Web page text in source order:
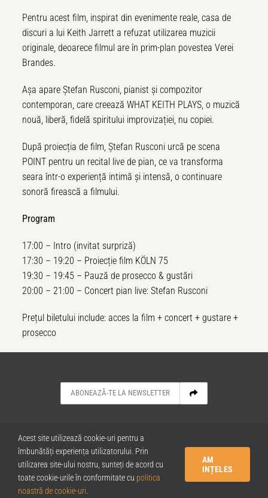
Pentru acest film, inspirat din evenimente reale, casa de
discuri a lui Keith Jarrett a refuzat utilizarea muzicii
originale, deoarece filmul are în prim-plan povestea Verei
Brandes.
Așa apare Ștefan Rusconi, pianist și compozitor
contemporan, care creează WHAT KEITH PLAYS, o muzică
nouă, liberă, fidelă spiritului improvizației, nu copiei.
După proiecția de film,Ștefan Rusconi urcă pe scena
POINT pentru un recital live de pian, ce va transforma
seara într-o experiență intimă și intensă, o continuare
sonoră firească a filmului.
Program
17:00 – Intro (invitat surpriză)
17:30 – 19:20 – Proiecție film KÖLN 75
19:30 – 19:45 – Pauzăde prosecco & gustări
20:00 – 21:00 – Concert pian live: Stefan Rusconi
Prețul biletului include: acces la film + concert + gustare +
prosecco
CONTACT
POLITICA COOKIES
POLITICA DE CONFIDENȚIALITATE
TERMENI ȘI CONDIȚII
Acest site utilizează cookie-uri pentru a
îmbunătăți experiența utilizatorului. Prin
utilizarea site-ului nostru, sunteți de acord cu
toate cookie-urile în conformitate cu politica
noastră de cookie-uri
AM
INȚELES